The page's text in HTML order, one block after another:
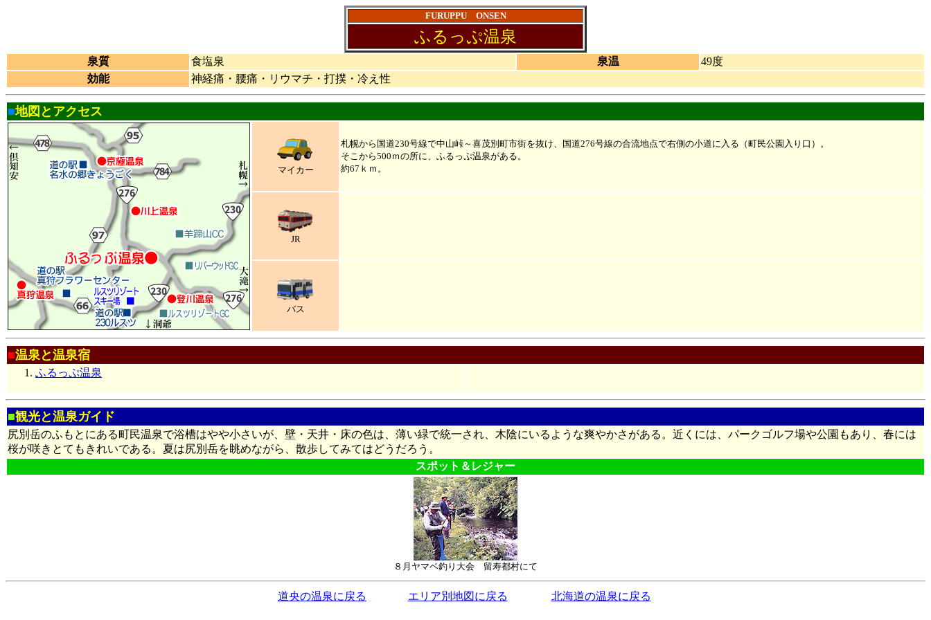
FURUPPU ONSEN
ふるっぷ温泉
泉質 食塩泉 泉温
49度
効能
神経痛・腰痛・リウマチ・打撲・冷え性
■地図とアクセス
マイカー
札幌から国道230号線で中山峠～喜茂別町市街を抜け、国道276号線の合流地点で右側の小道に入る（町民公園入り口）。
そこから500ｍの所に、ふるっぷ温泉がある。
約67ｋｍ。
JR
バス
■温泉と温泉宿
ふるっぷ温泉
■観光と温泉ガイド
尻別岳のふもとにある町民温泉で浴槽はやや小さいが、壁・天井・床の色は、薄い緑で統一され、木陰にいるような爽やかさがある。近くには、パークゴルフ場や公園もあり、春には
桜が咲きとてもきれいである。夏は尻別岳を眺めながら、散歩してみてはどうだろう。
スポット＆レジャー
８月ヤマベ釣り大会 留寿都村にて
道央の温泉に戻る エリア別地図に戻る 北海道の温泉に戻る